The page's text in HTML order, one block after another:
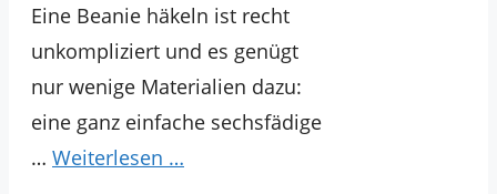
Eine Beanie häkeln ist recht
unkompliziert und es genügt
nur wenige Materialien dazu:
eine ganz einfache sechsfädige
… Weiterlesen …